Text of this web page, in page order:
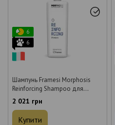
6
6
Шампунь Framesi Morphosis
Reinforcing Shampoo для
жирної шкіри голови 1 л
2 021 грн
Купити